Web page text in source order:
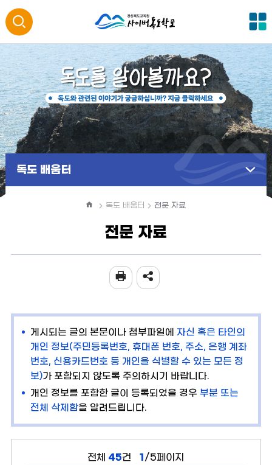
통
합
검
색
열
기
전
메
뉴
독도 배움터
홈 독도 배움터 전문 자료
전문 자료
게시되는 글의 본문이나 첨부파일에 자신 혹은 타인의
개인 정보(주민등록번호, 휴대폰 번호, 주소, 은행 계좌
번호, 신용카드번호 등 개인을 식별할 수 있는 모든 정
보)가 포함되지 않도록 주의하시기 바랍니다.
개인 정보를 포함한 글이 등록되었을 경우 부분 또는
전체 삭제함을 알려드립니다.
전체 45건 1/5페이지